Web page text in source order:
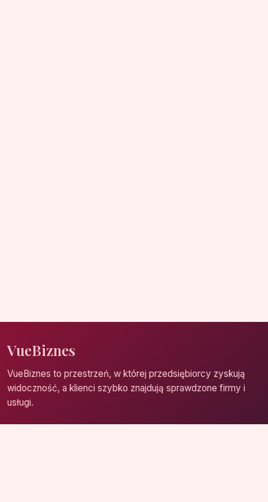
VueBiznes
VueBiznes to przestrzeń, w której przedsiębiorcy zyskują
widoczność, a klienci szybko znajdują sprawdzone firmy i
usługi.